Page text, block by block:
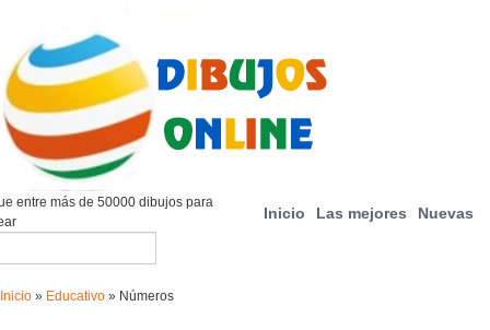
Inicio Las mejores Nuevas
entre más de 50000 dibujos para
Inicio » Educativo » Números